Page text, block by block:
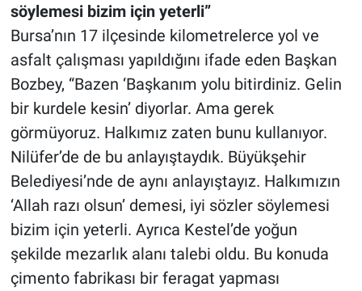
söylemesi bizim için yeterli”
Bursa’nın 17 ilçesinde kilometrelerce yol ve
asfalt çalışması yapıldığını ifade eden Başkan
Bozbey, “Bazen ‘Başkanım yolu bitirdiniz. Gelin
bir kurdele kesin’ diyorlar. Ama gerek
görmüyoruz. Halkımız zaten bunu kullanıyor.
Nilüfer’de de bu anlayıştaydık. Büyükşehir
Belediyesi’nde de aynı anlayıştayız. Halkımızın
‘Allah razı olsun’ demesi, iyi sözler söylemesi
bizim için yeterli. Ayrıca Kestel’de yoğun
şekilde mezarlık alanı talebi oldu. Bu konuda
çimento fabrikası bir feragat yapması